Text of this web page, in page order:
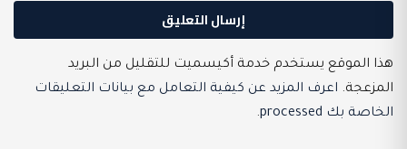
هذا الموقع يستخدم خدمة أكيسميت للتقليل من البريد
المزعجة. اعرف المزيد عن كيفية التعامل مع بيانات التعليقات
الخاصة بك processed
.